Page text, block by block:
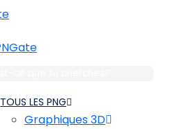
TOUS LES PNG
Graphiques 3D